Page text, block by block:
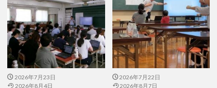
2026年7月23日
2026年8月4日
2026年7月22日
2026年8月7日